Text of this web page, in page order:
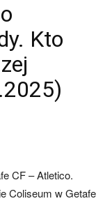
Kto
CF – Atletico.
Coliseum w Getafe